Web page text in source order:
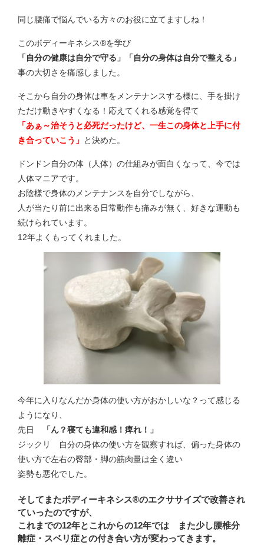
同じ腰痛で悩んでいる方々のお役に立てますしね！
このボディーキネシス®を学び
「自分の健康は自分で守る」「自分の身体は自分で整える」
事の大切さを痛感しました。
そこから自分の身体は車をメンテナンスする様に、手を掛け
ただけ動きやすくなる！応えてくれる感覚を得て
「あぁ～治そうと必死だったけど、一生この身体と上手に付
き合っていこう」 と決めた。
ドンドン自分の体（人体）の仕組みが面白くなって、今では
人体マニアです。
お陰様で身体のメンテナンスを自分でしながら、
人が当たり前に出来る日常動作も痛みが無く、好きな運動も
続けられています。
12年よくもってくれました。
今年に入りなんだか身体の使い方がおかしいな？って感じる
ようになり、
先日
「ん？寝ても違和感！痺れ！」
ジックリ 自分の身体の使い方を観察すれば、偏った身体の
使い方で左右の臀部・脚の筋肉量は全く違い
姿勢も悪化でした。
そしてまたボディーキネシス®のエクササイズで改善され
ていったのですが、
これまでの12年とこれからの12年では また少し腰椎分
離症・スベリ症との付き合い方が変わってきます。